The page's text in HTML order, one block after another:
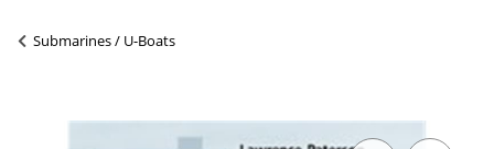
Submarines / U-Boats